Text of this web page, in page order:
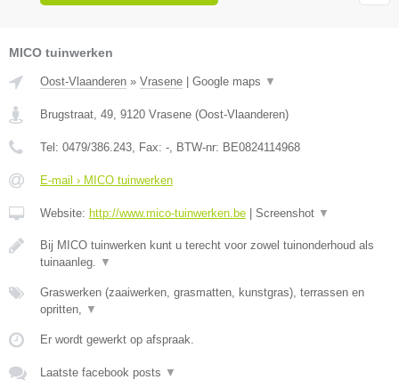
MICO tuinwerken
Oost-Vlaanderen » Vrasene | Google maps ▼
Brugstraat, 49 9120 Vrasene (Oost-Vlaanderen)
Tel: 0479/386.243 , Fax: - , BTW-nr: BE0824114968
E-mail › MICO tuinwerken
Website: http://www.mico-tuinwerken.be | Screenshot ▼
Bij MICO tuinwerken kunt u terecht voor zowel tuinonderhoud als
tuinaanleg.
▼
Graswerken (zaaiwerken, grasmatten, kunstgras), terrassen en
opritten,
▼
Er wordt gewerkt op afspraak.
Laatste facebook posts ▼